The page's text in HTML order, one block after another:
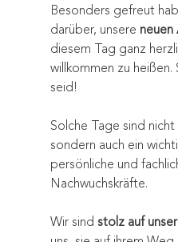
Besonders gefreut
darüber, unsere
diesem Tag ganz
willkommen zu
seid!
Solche Tage sind
sondern auch ein
persönliche und
Nachwuchskräfte.
Wir sind stolz auf